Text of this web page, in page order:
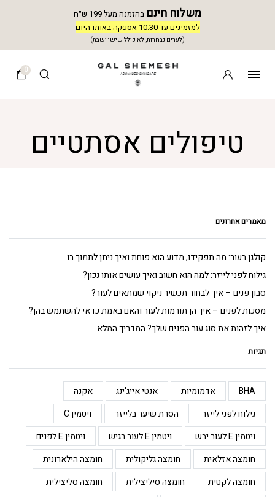
משלוח חינם בהזמנה מעל 199 ש״ח
למזמינים עד 10:30 אספקה באותו היום
(לערים נבחרות, לא כולל שישי ושבת)
0
טיפולים אסתטיים
מאמרים אחרונים
קולגן בעור: מה תפקידו, מדוע הוא פוחת ואיך ניתן לתמוך בו
גילוח לפני לייזר: למה הוא חשוב ואיך עושים אותו נכון?
סבון פנים – איך לבחור תכשיר ניקוי שמתאים לעור?
מסכות לפנים – איך הן תורמות לעור והאם באמת כדאי להשתמש בהן?
איך לזהות את סוג עור הפנים שלך? המדריך המלא
תגיות
BHA אדמומיות אנטי אייג'ינג
אקנה
גילוח לפני לייזר
הסרת שיער בלייזר
ויטמין C
ויטמין E לעור יבש
ויטמין E לעור רגיש
ויטמין E לפנים
חומצה אזלאית
חומצה גליקולית
חומצה הילארונית
חומצה לקטית
חומצה סיליצילית
חומצה סליצילית